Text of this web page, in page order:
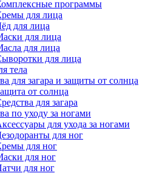
программы
для лица
для лица
для лица
для лица
для лица
тела
для загара и защиты от солнца
от солнца
для загара
по уходу за ногами
для ухода за ногами
для ног
для ног
для ног
для ног